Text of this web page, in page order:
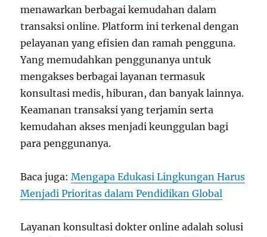
menawarkan berbagai kemudahan dalam
transaksi online. Platform ini terkenal dengan
pelayanan yang efisien dan ramah pengguna.
Yang memudahkan penggunanya untuk
mengakses berbagai layanan termasuk
konsultasi medis, hiburan, dan banyak lainnya.
Keamanan transaksi yang terjamin serta
kemudahan akses menjadi keunggulan bagi
para penggunanya.
Baca juga:Mengapa Edukasi Lingkungan Harus
Menjadi Prioritas dalam Pendidikan Global
Layanan konsultasi dokter online adalah solusi